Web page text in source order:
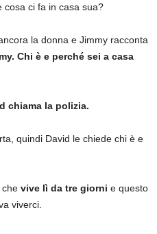
cosa ci fa in casa sua?
la donna e Jimmy racconta
Chi è e perché sei a casa
chiama la polizia.
quindi David le chiede chi è e
che vive lì da tre giorni e questo
viverci.